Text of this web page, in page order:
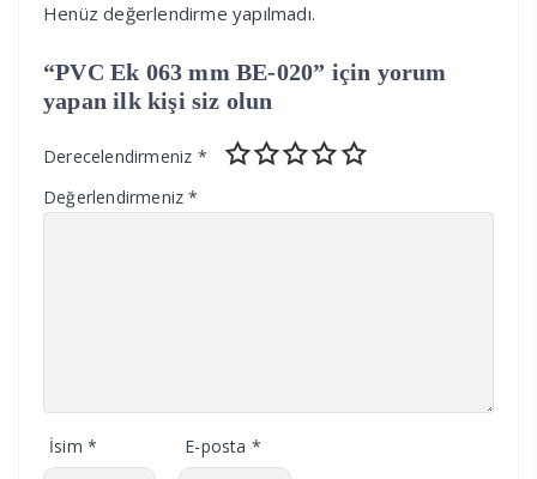
Henüz değerlendirme yapılmadı.
“PVC Ek 063 mm BE-020” için yorum
yapan ilk kişi siz olun
Derecelendirmeniz *
Değerlendirmeniz*
İsim * E-posta *